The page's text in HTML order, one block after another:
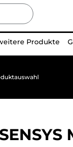
Produkte